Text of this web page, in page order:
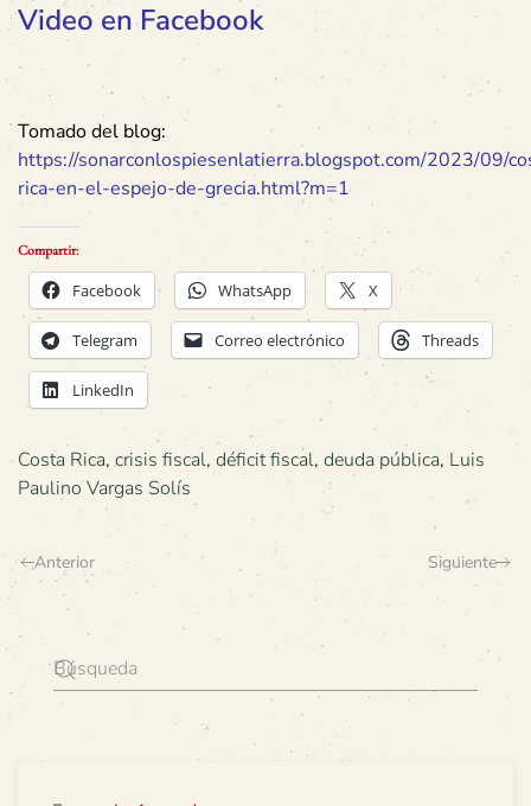
Video en Facebook
Tomado del blog:
https://sonarconlospiesenlatierra.blogspot.com/2023/09/
rica-en-el-espejo-de-grecia.html?m=1
Compartir:
Facebook WhatsApp X
Telegram Correo electrónico Threads
LinkedIn
Costa Rica,crisis fiscal, déficit fiscal, deuda pública, Luis
Paulino Vargas Solís
Anterior Siguiente